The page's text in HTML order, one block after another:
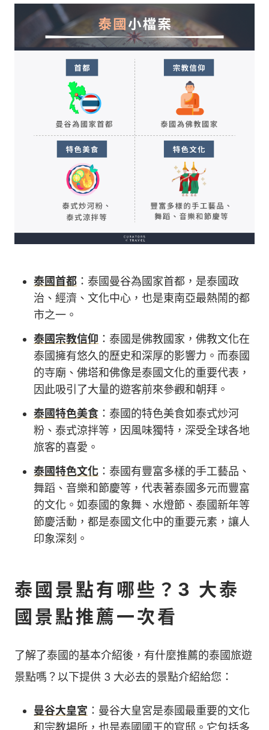
泰國首都 ：泰國曼谷為國家首都，是泰國政
治、經濟、文化中心，也是東南亞最熱鬧的都
市之一。
泰國宗教信仰 ：泰國是佛教國家，佛教文化在
泰國擁有悠久的歷史和深厚的影響力。而泰國
的寺廟、佛塔和佛像是泰國文化的重要代表，
因此吸引了大量的遊客前來參觀和朝拜。
泰國特色美食 ：泰國的特色美食如泰式炒河
粉、泰式涼拌等，因風味獨特，深受全球各地
旅客的喜愛。
泰國特色文化 ：泰國有豐富多樣的手工藝品、
舞蹈、音樂和節慶等，代表著泰國多元而豐富
的文化。如泰國的象舞、水燈節、泰國新年等
節慶活動，都是泰國文化中的重要元素，讓人
印象深刻。
泰國景點有哪些？3 大泰
國景點推薦一次看
了解了泰國的基本介紹後，有什麼推薦的泰國旅遊
景點嗎？以下提供 3 大必去的景點介紹給您：
曼谷大皇宮 ：曼谷大皇宮是泰國最重要的文化
和宗教場所，也是泰國國王的官邸。它包括多